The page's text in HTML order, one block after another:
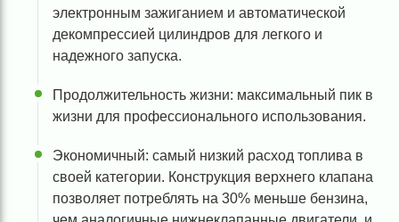
электронным зажиганием и автоматической
декомпрессией цилиндров для легкого и
надежного запуска.
Продолжительность жизни: максимальный пик в
жизни для профессионального использования.
Экономичный: самый низкий расход топлива в
своей категории. Конструкция верхнего клапана
позволяет потреблять на 30% меньше бензина,